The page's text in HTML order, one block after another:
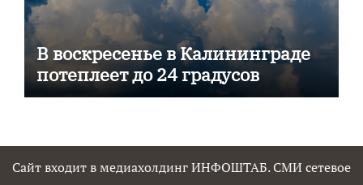
В воскресенье в Калининграде
потеплеет до 24 градусов
Сайт входит в медиахолдинг ИНФОШТАБ. СМИ сетевое